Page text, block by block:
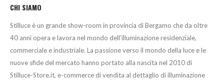
CHI SIAMO
Stilluce è un grande show-room in provincia di Bergamo che da oltre
40 anni opera e lavora nel mondo dell’illuminazione residenziale,
commerciale e industriale. La passione verso il mondo della luce e le
nuove sfide del mercato hanno portato alla nascita nel 2010 di
Stilluce-Store.it, e-commerce di vendita al dettaglio di illuminazione